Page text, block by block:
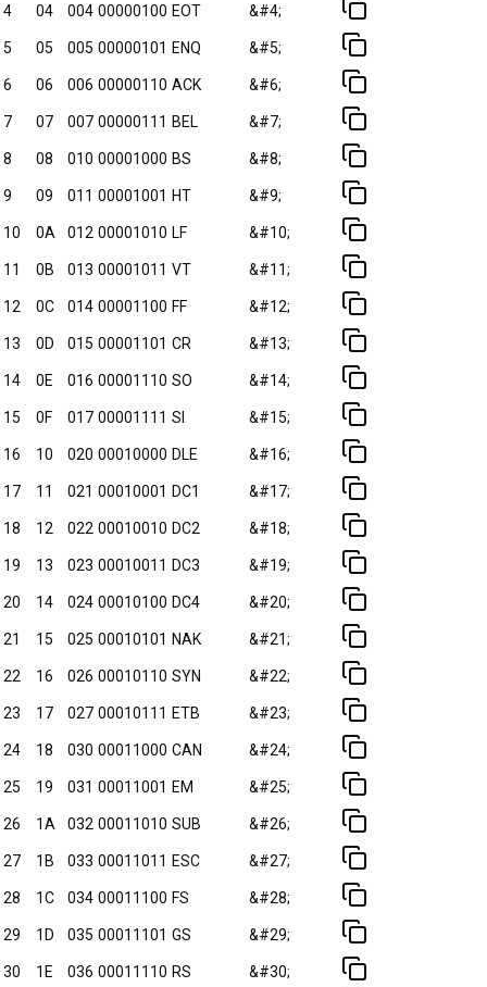
4 04 004 00000100 EOT &#4;
5 05 005 00000101 ENQ &#5;
6 06 006 00000110 ACK &#6;
7 07 007 00000111 BEL &#7;
8 08 010 00001000 BS &#8;
9 09 011 00001001 HT &#9;
10 0A 012 00001010 LF &#10;
11 0B 013 00001011 VT &#11;
12 0C 014 00001100 FF &#12;
13 0D 015 00001101 CR &#13;
14 0E 016 00001110 SO &#14;
15 0F 017 00001111 SI &#15;
16 10 020 00010000 DLE &#16;
17 11 021 00010001 DC1 &#17;
18 12 022 00010010 DC2 &#18;
19 13 023 00010011 DC3 &#19;
20 14 024 00010100 DC4 &#20;
21 15 025 00010101 NAK &#21;
22 16 026 00010110 SYN &#22;
23 17 027 00010111 ETB &#23;
24 18 030 00011000 CAN &#24;
25 19 031 00011001 EM &#25;
26 1A 032 00011010 SUB &#26;
27 1B 033 00011011 ESC &#27;
28 1C 034 00011100 FS &#28;
29 1D 035 00011101 GS &#29;
30 1E 036 00011110 RS &#30;